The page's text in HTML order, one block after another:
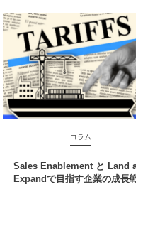
コラム
Sales Enablement と Land
Expandで目指す企業の成長戦